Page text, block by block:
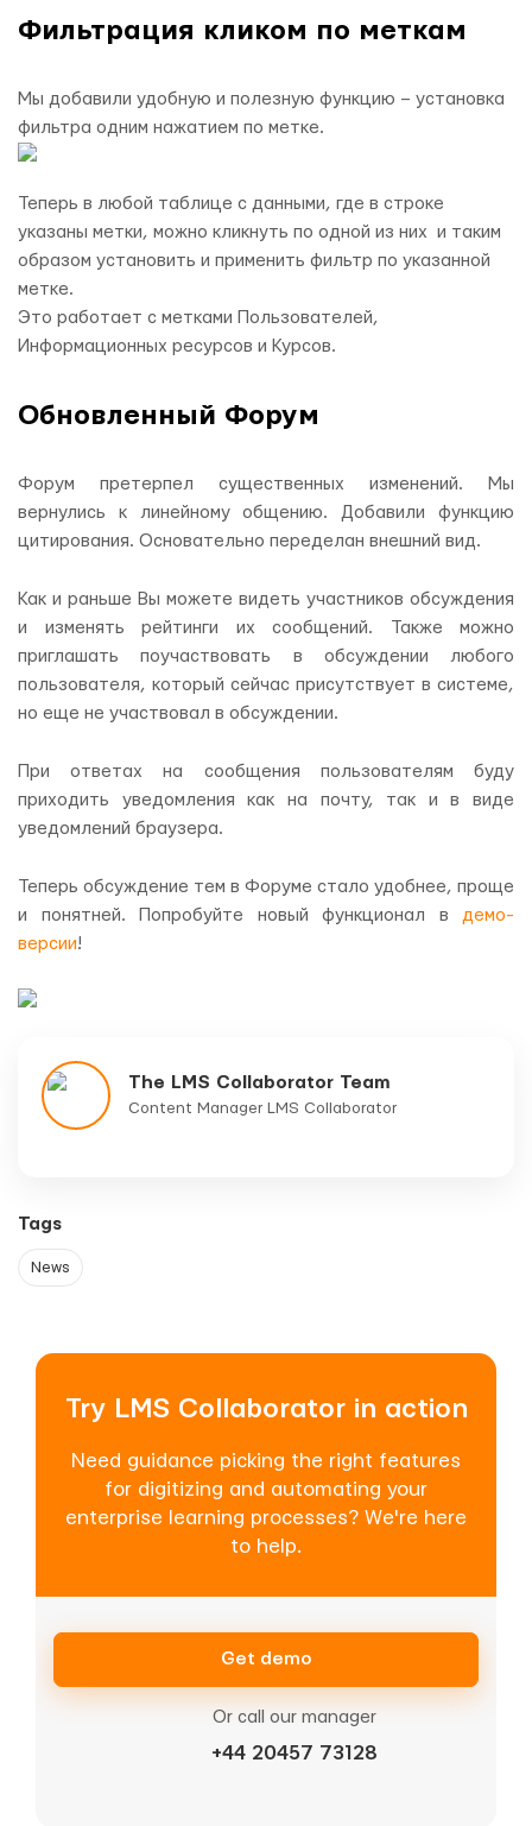
Фильтрация кликом по меткам
Мы добавили удобную и полезную функцию – установка
фильтра одним нажатием по метке.
Теперь в любой таблице с данными, где в строке
указаны метки, можно кликнуть по одной из них и таким
образом установить и применить фильтр по указанной
метке.
Это работает с метками Пользователей,
Информационных ресурсов и Курсов.
Обновленный Форум
Форум претерпел существенных изменений. Мы
вернулись к линейному общению. Добавили функцию
цитирования. Основательно переделан внешний вид.
Как и раньше Вы можете видеть участников обсуждения
и изменять рейтинги их сообщений. Также можно
приглашать поучаствовать в обсуждении любого
пользователя, который сейчас присутствует в системе,
но еще не участвовал в обсуждении.
При ответах на сообщения пользователям буду
приходить уведомления как на почту, так и в виде
уведомлений браузера.
Теперь обсуждение тем в Форуме стало удобнее, проще
и понятней. Попробуйте новый функционал в демо-
версии!
The LMS Collaborator Team
Content Manager LMS Collaborator
Tags
News
Try LMS Collaborator in action
Need guidance picking the right features
for digitizing and automating your
enterprise learning processes? We're here
to help.
Get demo
Or call our manager
+44 20457 73128